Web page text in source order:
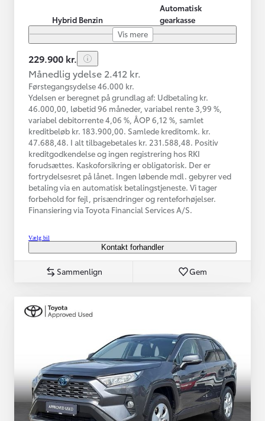
Hybrid Benzin
Automatisk
gearkasse
Vis mere
229.900 kr.
Månedlig ydelse 2.412 kr.
Førstegangsydelse 46.000 kr.
Ydelsen er beregnet på grundlag af: Udbetaling kr.
46.000,00, løbetid 96 måneder, variabel rente 3,99 %,
variabel debitorrente 4,06 %, ÅOP 6,12 %, samlet
kreditbeløb kr. 183.900,00. Samlede kreditomk. kr.
47.688,48. I alt tilbagebetales kr. 231.588,48. Positiv
kreditgodkendelse og ingen registrering hos RKI
forudsættes. Kaskoforsikring er obligatorisk. Der er
fortrydelsesret på lånet. Ingen løbende mdl. gebyrer ved
betaling via en automatisk betalingstjeneste. Vi tager
forbehold for fejl, prisændringer og renteforhøjelser.
Finansiering via Toyota Financial Services A/S.
Vælg bil
Kontakt forhandler
Sammenlign Gem